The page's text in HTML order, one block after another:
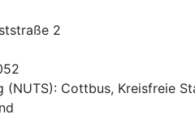
2
(NUTS): Cottbus, Kreisfreie